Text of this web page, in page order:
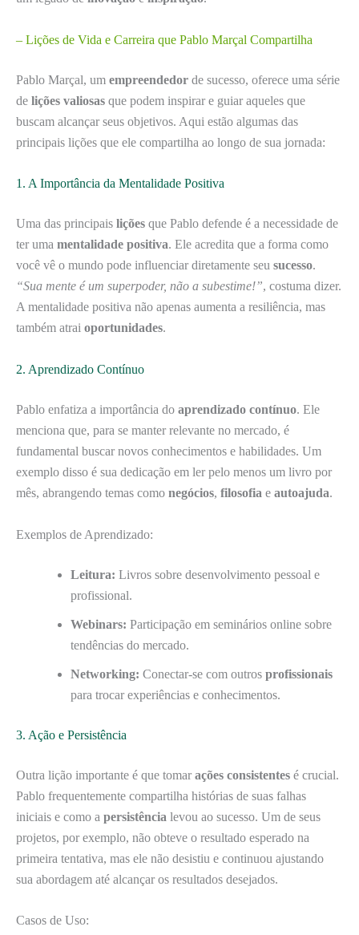
– Lições de Vida e Carreira que Pablo Marçal Compartilha
Pablo Marçal, um empreendedor de sucesso, oferece uma série
de lições valiosas que podem inspirar e guiar aqueles que
buscam alcançar seus objetivos. Aqui estão algumas das
principais lições que ele compartilha ao longo de sua jornada:
1. A Importância da Mentalidade Positiva
Uma das principais lições que Pablo defende é a necessidade de
ter uma mentalidade positiva. Ele acredita que a forma como
você vê o mundo pode influenciar diretamente seu sucesso.
“Sua mente é um superpoder, não a subestime!”, costuma dizer.
A mentalidade positiva não apenas aumenta a resiliência, mas
também atrai oportunidades.
2. Aprendizado Contínuo
Pablo enfatiza a importância do aprendizado contínuo. Ele
menciona que, para se manter relevante no mercado, é
fundamental buscar novos conhecimentos e habilidades. Um
exemplo disso é sua dedicação em ler pelo menos um livro por
mês, abrangendo temas como negócios, filosofia e autoajuda.
Exemplos de Aprendizado:
Leitura: Livros sobre desenvolvimento pessoal e
profissional.
Webinars: Participação em seminários online sobre
tendências do mercado.
Networking: Conectar-se com outros profissionais
para trocar experiências e conhecimentos.
3. Ação e Persistência
Outra lição importante é que tomar ações consistentes é crucial.
Pablo frequentemente compartilha histórias de suas falhas
iniciais e como a persistência levou ao sucesso. Um de seus
projetos, por exemplo, não obteve o resultado esperado na
primeira tentativa, mas ele não desistiu e continuou ajustando
sua abordagem até alcançar os resultados desejados.
Casos de Uso: